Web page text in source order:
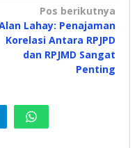
Pos berikutnya
Lahay: Penajaman
Korelasi Antara RPJPD
dan RPJMD Sangat
Penting